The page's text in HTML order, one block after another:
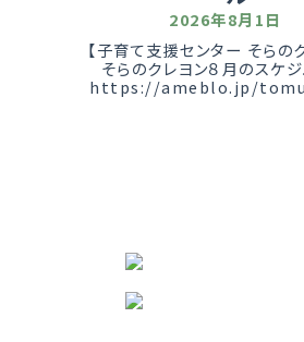
2026年8月1日
【子育て支援センター そらの
そらのクレヨン８月のスケ
https://ameblo.jp/